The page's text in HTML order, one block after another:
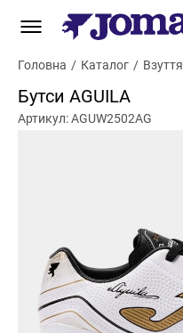
Головна / Каталог / Взуття
Бутси AGUILA
Артикул: AGUW2502AG